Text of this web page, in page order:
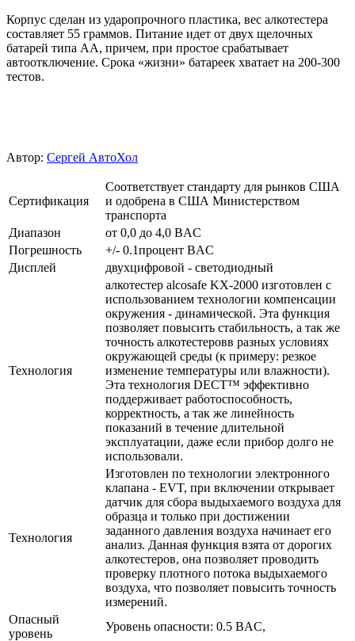
Корпус сделан из ударопрочного пластика, вес алкотестера
составляет 55 граммов. Питание идет от двух щелочных
батарей типа АА, причем, при простое срабатывает
автоотключение. Срока «жизни» батареек хватает на 200-300
тестов.
Автор: Сергей АвтоХол
Сертификация
Соответствует стандарту для рынков США
и одобрена в США Министерством
транспорта
Диапазон
от 0,0 до 4,0 BAC
Погрешность
+/- 0.1процент BAC
Дисплей
двухцифровой - светодиодный
Технология
алкотестер alcosafe KX-2000 изготовлен с
использованием технологии компенсации
окружения - динамической. Эта функция
позволяет повысить стабильность, а так же
точность алкотестеровв разных условиях
окружающей среды (к примеру: резкое
изменение температуры или влажности).
Эта технология DECT™ эффективно
поддерживает работоспособность,
корректность, а так же линейность
показаний в течение длительной
эксплуатации, даже если прибор долго не
использовали.
Технология
Изготовлен по технологии электронного
клапана - EVT, при включении открывает
датчик для сбора выдыхаемого воздуха для
образца и только при достижении
заданного давления воздуха начинает его
анализ. Данная функция взята от дорогих
алкотестеров, она позволяет проводить
проверку плотного потока выдыхаемого
воздуха, что позволяет повысить точность
измерений.
Опасный
уровень
Уровень опасности: 0.5 BAC,